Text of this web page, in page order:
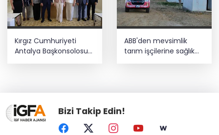
Kırgız Cumhuriyeti
Antalya Başkonsolosu
ABB'den mevsimlik
tarım işçilerine sağlık
Bizi Takip Edin!